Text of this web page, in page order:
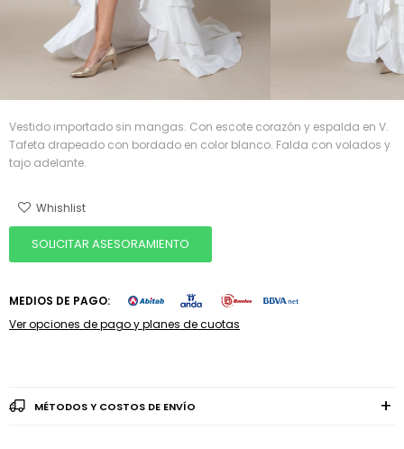
Vestido importado sin mangas. Con escote corazón y espalda en V.
Tafeta drapeado con bordado en color blanco. Falda con volados y
tajo adelante.
SOLICITAR ASESORAMIENTO
MEDIOS DE PAGO:
Ver opciones de pago y planes de cuotas
MÉTODOS Y COSTOS DE ENVÍO